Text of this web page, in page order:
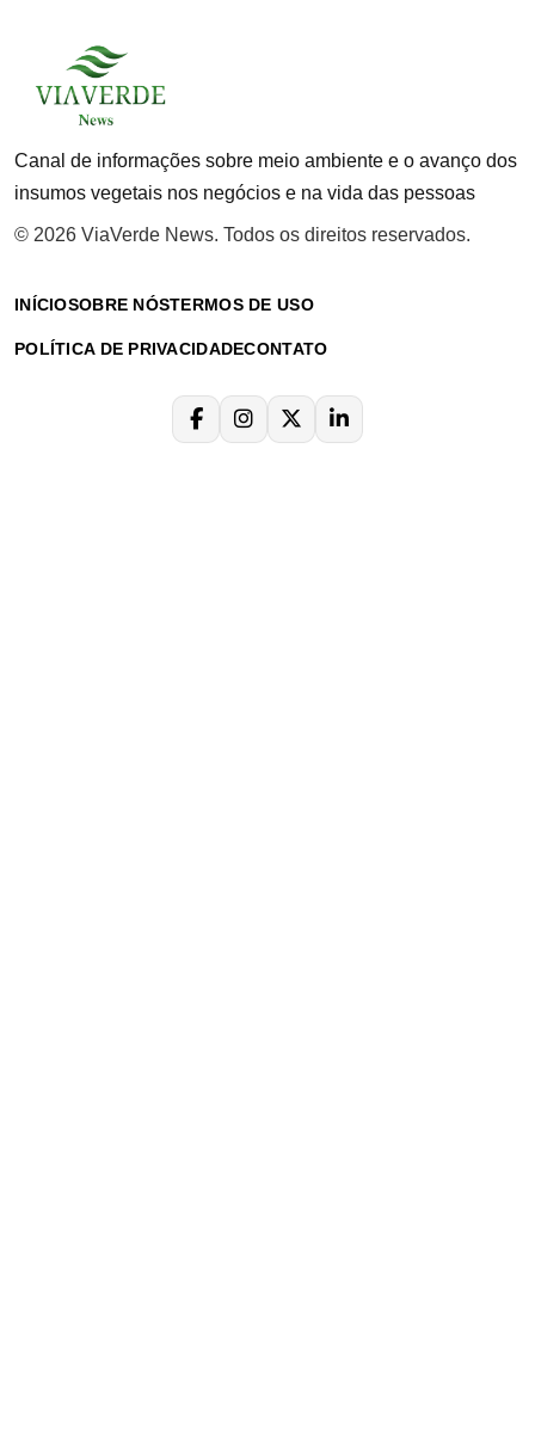
Canal de informações sobre meio ambiente e o avanço dos
insumos vegetais nos negócios e na vida das pessoas
© 2026 ViaVerde News. Todos os direitos reservados.
INÍCIOSOBRE NÓSTERMOS DE USO
POLÍTICA DE PRIVACIDADECONTATO